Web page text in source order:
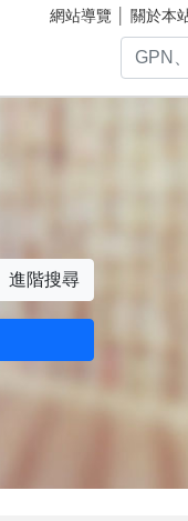
網站導覽 關於本
進階搜尋